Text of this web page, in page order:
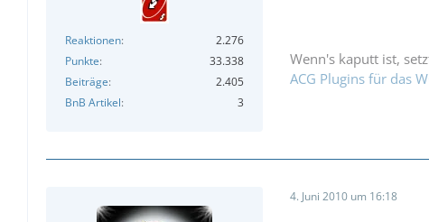
Reaktionen
2.276
Punkte
33.338
Beiträge
2.405
BnB Artikel
3
Wenn's kaputt ist,
ACG Plugins für das
4. Juni 2010 um 16:18